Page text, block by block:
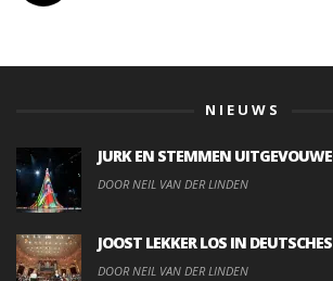
NIEUWS
JURK EN STEMMEN
DOOR NEIL VAN DER LINDEN
JOOST LEKKER LOS IN
DOOR NEIL VAN DER LINDEN